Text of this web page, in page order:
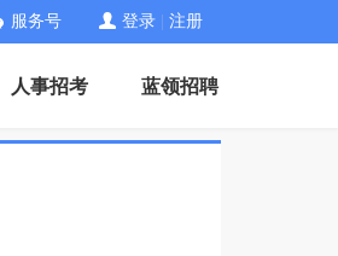
服务号 登录 注册
人事招考 蓝领招聘